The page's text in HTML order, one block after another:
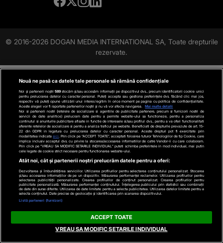
© 2016-2026 DOGAN MEDIA INTERNATIONAL SA, Toate drepturile
rezervate.
Nouă ne pasă ca datele tale personale să rămână confidențiale
Noi și partenerii noștri 589stocăm și/sau accesăm informații pe dispozitivul dvs., precum identificatorii cookie unici
pentru prelucrarea datelor cu caracter personal. Puteți accepta sau gestiona preferințele dvs. făcând clic mai jos,
respectiv vă puteți opune utilizării unui interes legitim în orice moment pe pagina cu politica de confidențialitate.
Aceste alegeri vor fi raportate partenerilor noștri și nu vă vor afecta navigarea.
Mai multe detalii
Noi si partenerii nostri (retelele de socializare si agentiile de publicitate partenere, precum si furnizorii nostri de
servicii de date analitice) prelucram date pentru a permite website-ului sa functioneze, pentru a personaliza
continutul si anunturile publicitare afisate in functie de interesele si/sau profilul dvs., pentru a va oferi functionalitati
aferente retelelor de socializare si pentru a analiza traficul pe website. Beneficiati de drepturile prevazute de art. 15-
22 din GDPR in legatura cu prelucrarea datelor cu caracter personal. Aceste drepturi pot fi exercitate prin
modalitatea indicataaici . Prin click pe “ACCEPT TOATE”, acceptati folosirea tuturor Tehnologiilor de tip Cookie, care
implica inclusiv acceptul dvs. cu privire la stocarea/accesarea informatiilor de catre Vendor-ii cu care colaboram.
Prin click pe “VREAU SA MODIFIC SETARILE INDIVIDUAL” puteti schimba preferintele in mod individual, mai putin
cele legate de cookie strict necesare pentru functionarea website-ului.
Atât noi, cât și partenerii noștri prelucrăm datele pentru a oferi:
Dezvoltarea și îmbunătățirea serviciilor. Utilizarea profilurilor pentru selectarea conținutului personalizat. Stocarea
și/sau accesarea informațiilor de pe un dispozitiv. Măsurarea performanței reclamelor. Utilizarea profilurilor pentru
selectarea publicității personalizate. Crearea profilurilor de conținut personalizat. Crearea profilurilor pentru
publicitate personalizată. Măsurarea performanței conținutului. Înțelegerea publicului prin statistici sau combinații
de date din surse diferite. Utilizarea de date limitate pentru a selecta publicitatea. Utilizarea datelor limitate pentru a
selecta conținutul. Date precise de geolocație și identificarea prin scanarea dispozitivului.
Listă parteneri (furnizori)
ACCEPT TOATE
VREAU SA MODIFIC SETARILE INDIVIDUAL